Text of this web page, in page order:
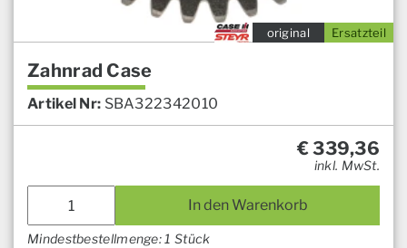
Ersatzteil
original
Zahnrad Case
Artikel Nr: SBA322342010
€339,36
inkl. MwSt.
In den Warenkorb
Mindestbestellmenge: 1 Stück